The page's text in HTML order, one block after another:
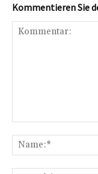
Kommentieren Sie